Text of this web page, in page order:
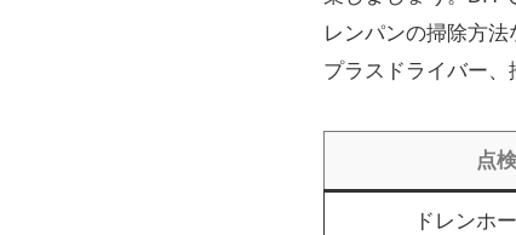
レンパンの掃除方
プラスドライバー、
点
ドレンホ